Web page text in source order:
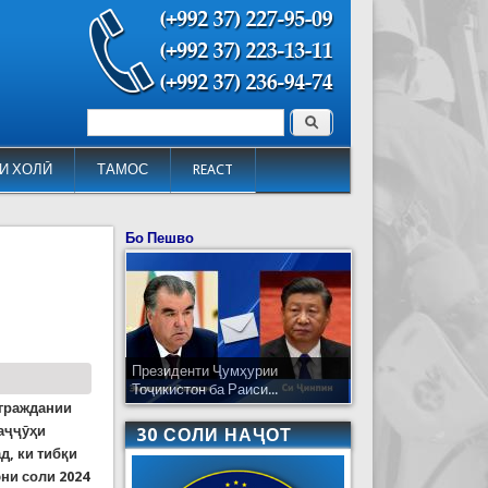
ХОЛӢ ТАМОС REACT
Форма поиска Поиск
ки тибқи
соли 2024
Бо Пешво
Президенти Ҷумҳурии
Тоҷикистон ба Раиси...
30 СОЛИ НАҶОТ